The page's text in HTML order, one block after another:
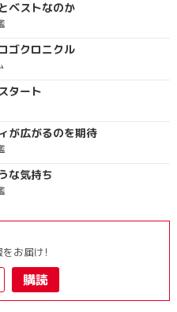
ベストなのか
ゴクロニクル
タート
が広がるのを期待
な気持ち
お届け!